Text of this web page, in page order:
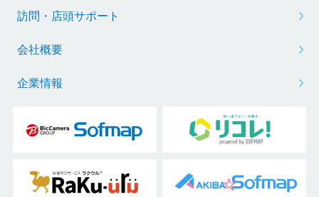
訪問・店頭サポート
会社概要
企業情報